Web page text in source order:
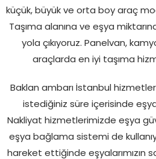
küçük, büyük ve orta boy araç
Taşıma alanına ve eşya
yola çıkıyoruz. Panelvan,
araçlarda en iyi taşıma
Baklan ambarı İstanbul
istediğiniz süre içerisinde
Nakliyat hizmetlerimizde eşya
eşya bağlama sistemi de
hareket ettiğinde eşyalarımızın